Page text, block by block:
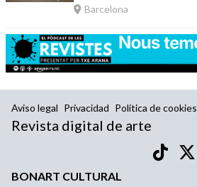
Barcelona
Aviso legal Privacidad Política de cookies
Revista digital de arte
BONART CULTURAL